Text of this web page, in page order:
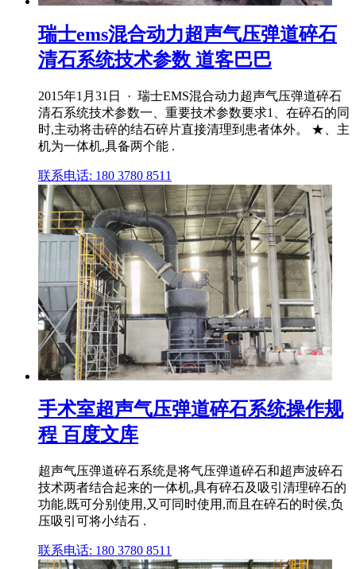
瑞士ems混合动力超声气压弹道碎石
清石系统技术参数 道客巴巴
2015年1月31日 · 瑞士EMS混合动力超声气压弹道碎石
清石系统技术参数一、重要技术参数要求1、在碎石的同
时,主动将击碎的结石碎片直接清理到患者体外。 ★、主
机为一体机,具备两个能 .
联系电话: 180 3780 8511
手术室超声气压弹道碎石系统操作规
程 百度文库
超声气压弹道碎石系统是将气压弹道碎石和超声波碎石
技术两者结合起来的一体机,具有碎石及吸引清理碎石的
功能,既可分别使用,又可同时使用,而且在碎石的时侯,负
压吸引可将小结石 .
联系电话: 180 3780 8511